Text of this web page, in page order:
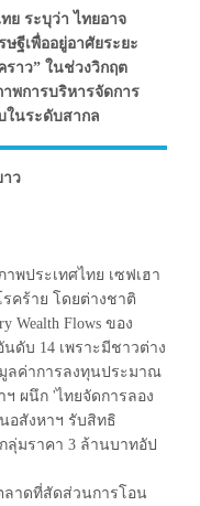
ย ระบุว่า ไทยอาจ
ฐีเพื่ออยู่อาศัยระยะ
ราว” ในช่วงวิกฤต
พการบริหารจัดการ
ในระดับสากล
ว
พประเทศไทย เซฟเฮา
คร้าย โดยต่างชาติ
Wealth Flows ของ
นดับ 14 เพราะมีชาวต่าง
ลค่าการลงทุนประมาณ
ผนึก 'ไทยจัดการลอง
นอสังหาฯ รับสิทธิ
มราคา 3 ล้านบาทอัป
าดที่สัดส่วนการโอน